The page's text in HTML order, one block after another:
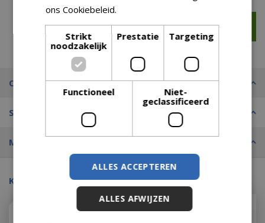
Omschrijving
Specificaties
Merk
Kijk ook eens naar:
ons Cookiebeleid.
Strikt
noodzakelijk
Prestatie Targeting
Functioneel
Niet-
geclassificeerd
ALLES ACCEPTEREN
ALLES AFWIJZEN